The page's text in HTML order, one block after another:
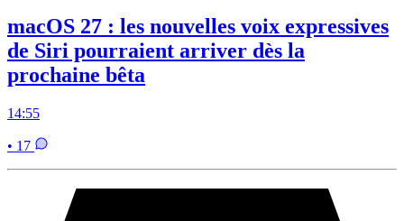
macOS 27 : les nouvelles voix expressives
de Siri pourraient arriver dès la
prochaine bêta
14:55
• 17